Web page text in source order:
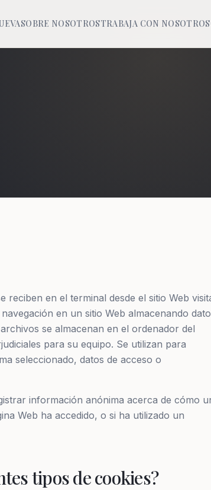
SOBRE NOSOTROSTRABAJA CON NOSOTROS
reciben en el terminal desde el sitio Web
en un sitio Web almacenando
se almacenan en el ordenador del
para su equipo. Se utilizan para
seleccionado, datos de acceso o
información anónima acerca de cómo
Web ha accedido, o si ha utilizado un
tipos de cookies?